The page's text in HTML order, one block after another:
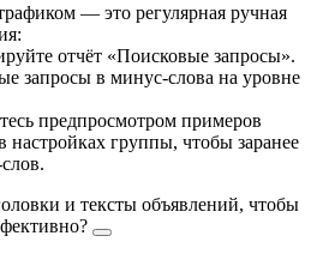
— это регулярная ручная
отчёт «Поисковые запросы».
запросы в минус-слова на уровне
предпросмотром примеров
настройках группы, чтобы заранее
и тексты объявлений, чтобы